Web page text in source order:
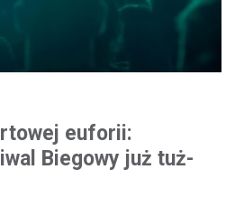
euforii:
Biegowy już tuż-